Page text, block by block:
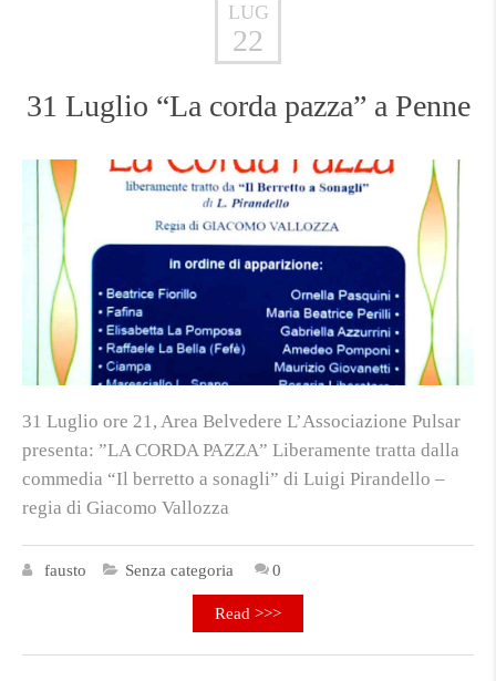
LUG
22
31 Luglio “La corda pazza” a Penne
31 Luglio ore 21, Area Belvedere L’Associazione Pulsar
presenta: ”LA CORDA PAZZA” Liberamente tratta dalla
commedia “Il berretto a sonagli” di Luigi Pirandello –
regia di Giacomo Vallozza
fausto Senza categoria 0
Read >>>